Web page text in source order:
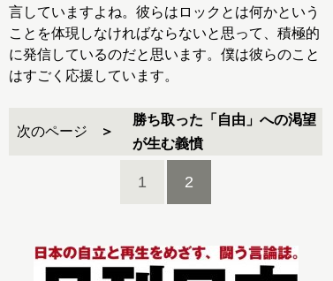
言していますよね。彼らはロックとは何かという
ことを体現しなければならないと思って、積極的
に発信しているのだと思います。僕は彼らのこと
はすごく応援しています。
次のページ
勝ち取った「自由」への渇望
が生む義憤
1 2